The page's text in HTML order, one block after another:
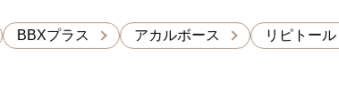
BBXプラス アカルボース
リピトール